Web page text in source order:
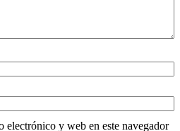
electrónico y web en este navegador